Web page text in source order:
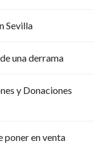
Sevilla
una derrama
y Donaciones
poner en venta